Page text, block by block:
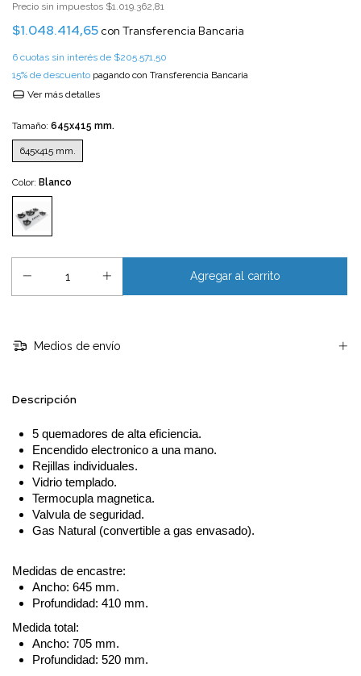
Precio sin impuestos $1.019.362,81
$1.048.414,65 con Transferencia Bancaria
6 cuotas sin interés de $205.571,50
15% de descuento pagando con Transferencia Bancaria
Ver más detalles
Tamaño: 645x415 mm.
645x415 mm.
Color: Blanco
Medios de envío
Descripción
5 quemadores de alta eficiencia.
Encendido electronico a una mano.
Rejillas individuales.
Vidrio templado.
Termocupla magnetica.
Valvula de seguridad.
Gas Natural (convertible a gas envasado).
Medidas de encastre:
Ancho: 645 mm.
Profundidad: 410 mm.
Medida total:
Ancho: 705 mm.
Profundidad: 520 mm.